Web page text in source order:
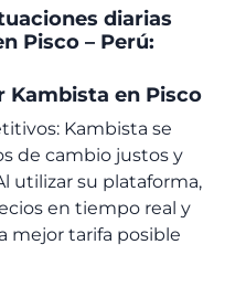
diarias
Pisco – Perú:
Kambista en Pisco
Kambista se
de cambio justos y
utilizar su plataforma,
en tiempo real y
mejor tarifa posible